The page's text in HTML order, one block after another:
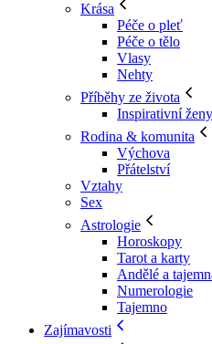
Krása
Péče o pleť
Péče o tělo
Vlasy
Nehty
Příběhy ze života
Inspirativní ženy
Rodina & komunita
Výchova
Přátelství
Vztahy
Sex
Astrologie
Horoskopy
Tarot a karty
Andělé a
Numerologie
Tajemno
Zajímavosti